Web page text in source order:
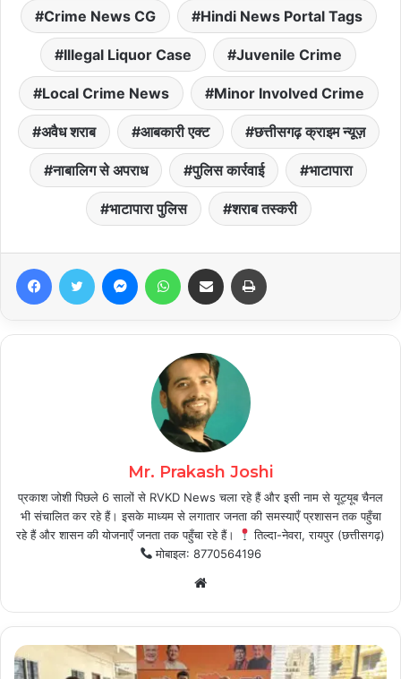
Crime News CG Hindi News Portal Tags
Illegal Liquor Case Juvenile Crime
Local Crime News Minor Involved Crime
अवैध शराब आबकारी एक्ट छत्तीसगढ़ क्राइम न्यूज़
नाबालिग से अपराध पुलिस कार्रवाई भाटापारा
भाटापारा पुलिस शराब तस्करी
FacebookTwitter MessengerWhatsAppShare via Email
Mr. Prakash Joshi
प्रकाश जोशी पिछले 6 सालों से RVKD News चला रहे हैं और इसी नाम से यूट्यूब चैनल
भी संचालित कर रहे हैं। इसके माध्यम से लगातार जनता की समस्याएँ प्रशासन तक पहुँचा
रहे हैं और शासन की योजनाएँ जनता तक पहुँचा रहे हैं।
तिल्दा-नेवरा, रायपुर (छत्तीसगढ़)
मोबाइल: 8770564196
Website